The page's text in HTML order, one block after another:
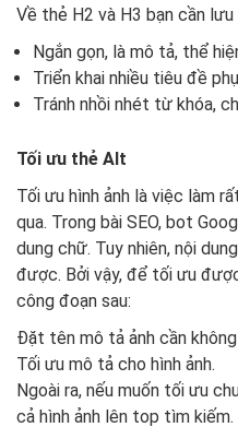
Về thẻ H2 và H3 bạn cần
Ngắn gọn, là mô tả, thể
Triển khai nhiều tiêu đề
Tránh nhồi nhét từ khóa,
Tối ưu thẻ Alt
Tối ưu hình ảnh là việc làm
qua. Trong bài SEO, bot
dung chữ. Tuy nhiên, nội
được. Bởi vậy, để tối ưu
công đoạn sau:
Đặt tên mô tả ảnh cần
Tối ưu mô tả cho hình ảnh.
Ngoài ra, nếu muốn tối ưu
cả hình ảnh lên top tìm kiếm.